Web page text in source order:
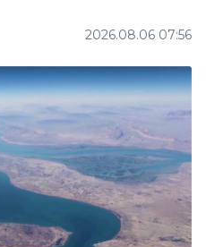
2026.08.06 07:56